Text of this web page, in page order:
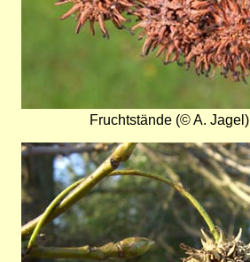
Fruchtstände (© A. Jagel)
Bild